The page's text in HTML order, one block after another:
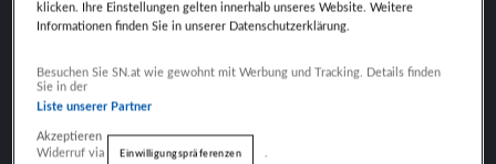
VORHERIGER BEITRAG
klicken. Ihre Einstellungen gelten innerhalb unseres Website. Weitere
Informationen finden Sie in unserer Datenschutzerklärung.
Besuchen Sie SN.at wie gewohnt mit Werbung und Tracking. Details finden
Sie in der
Liste unserer Partner
Akzeptieren
Widerruf via
Einwilligungspräferenzen